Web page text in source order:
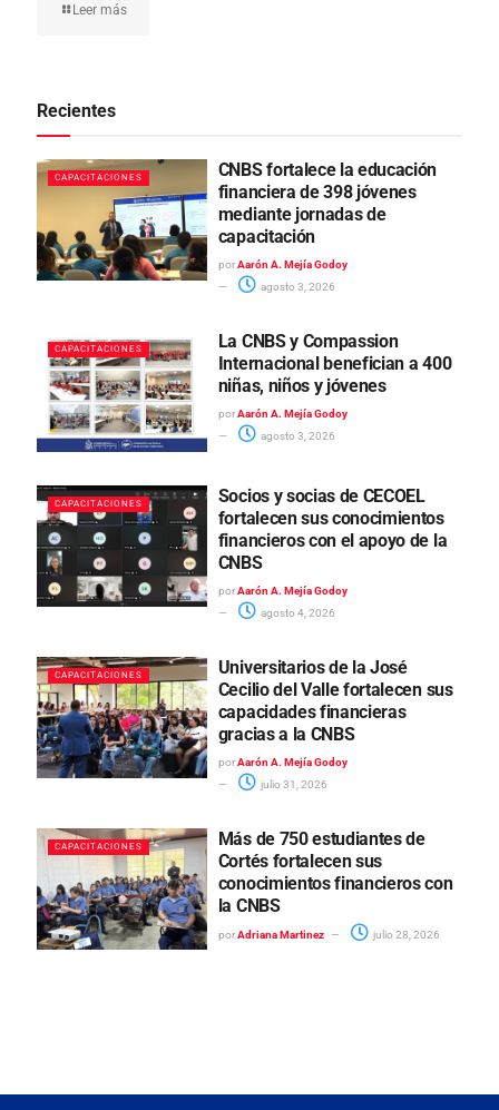
Leer más
Recientes
CAPACITACIONES
CNBS fortalece la educación
financiera de 398 jóvenes
mediante jornadas de
capacitación
por Aarón A. Mejía Godoy
agosto 3, 2026
CAPACITACIONES
La CNBS y Compassion
Internacional benefician a 400
niñas, niños y jóvenes
por Aarón A. Mejía Godoy
agosto 3, 2026
CAPACITACIONES
Socios y socias de CECOEL
fortalecen sus conocimientos
financieros con el apoyo de la
CNBS
por Aarón A. Mejía Godoy
agosto 4, 2026
CAPACITACIONES
Universitarios de la José
Cecilio del Valle fortalecen sus
capacidades financieras
gracias a la CNBS
por Aarón A. Mejía Godoy
julio 31, 2026
CAPACITACIONES
Más de 750 estudiantes de
Cortés fortalecen sus
conocimientos financieros con
la CNBS
por Adriana Martinez julio 28, 2026